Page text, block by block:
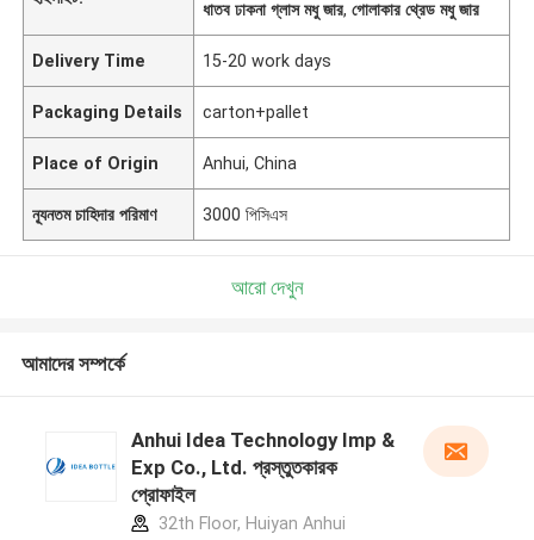
ধাতব ঢাকনা গ্লাস মধু জার,গোলাকার থ্রেড মধু জার
Delivery Time 15-20 work days
Packaging Details carton+pallet
Place of Origin Anhui, China
ন্যূনতম চাহিদার পরিমাণ 3000 পিসিএস
আরো দেখুন
আমাদের সম্পর্কে
Anhui Idea Technology Imp &
Exp Co., Ltd. প্রস্তুতকারক
প্রোফাইল
32th Floor, Huiyan Anhui